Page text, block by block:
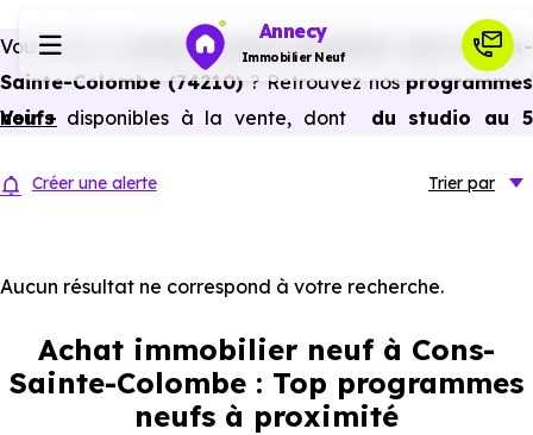
Annecy
Immobilier Neuf
Investir
Actualités
Vous avez un
projet d’achat immobilier neuf à Cons-
Sainte-Colombe (74210) ? Retrouvez nos programmes
neufsdisponibles à la vente, dont
du studio au 5
d’agence.
à Cons-Sainte-Colombe (74210), vous pouvez aussi
dans certains cas, frais de notaire réduits, bonnes
performances énergétiques, garanties constructeur, etc.
Voir +
Créer une alerte Trier par
Aucun résultat ne correspond à votre recherche.
Achat immobilier neuf à Cons-
Sainte-Colombe : Top programmes
neufs à proximité